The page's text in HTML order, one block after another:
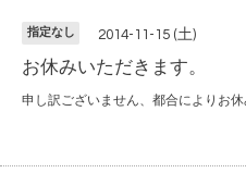
指定なし 2014-11-15 (土)
お休みいただきます。
申し訳ございません、都合によりお休